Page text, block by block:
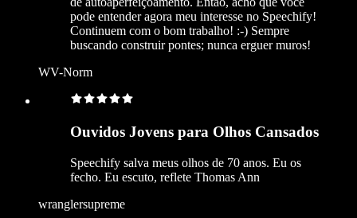
pode entender agora meu interesse no Speechify!
Continuem com o bom trabalho! :-) Sempre
buscando construir pontes; nunca erguer muros!
WV-Norm
Ouvidos Jovens para Olhos Cansados
Speechify salva meus olhos de 70 anos. Eu os
fecho. Eu escuto, reflete Thomas Ann
wranglersupreme